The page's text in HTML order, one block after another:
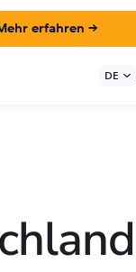
erfahren →
DE